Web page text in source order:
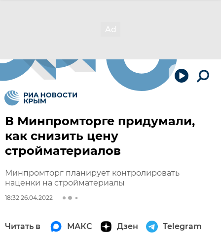
В Минпромторге придумали,
как снизить цену
стройматериалов
Минпромторг планирует контролировать
наценки на стройматериалы
18:32 26.04.2022
Читать в МАКС Дзен Telegram